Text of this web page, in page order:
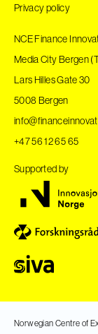
Norwegian Centre of
Privacy policy
NCE Finance
Media City Bergen
Lars Hilles Gate 30
5008 Bergen
+47 56 12 65 65
Supported by